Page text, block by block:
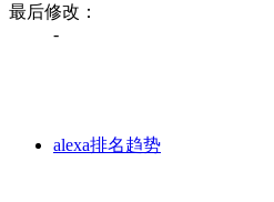
最后修改：
-
alexa排名趋势